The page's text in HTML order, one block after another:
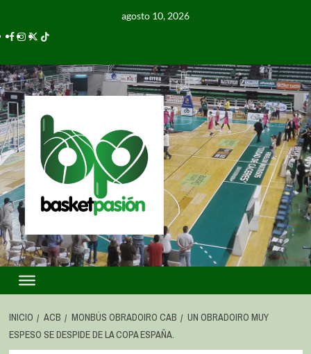
agosto 10, 2026
INICIO ACB MONBÚS OBRADOIRO CAB
UN OBRADOIRO MUY
ESPESO SE DESPIDE DE LA COPA ESPAÑA.